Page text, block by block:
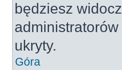
będziesz
ukryty.
Góra